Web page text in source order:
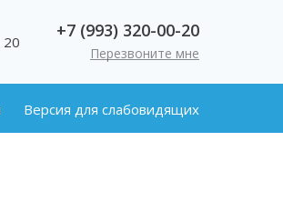
+7 (993) 320-00-20
Перезвоните мне
Версия для слабовидящих